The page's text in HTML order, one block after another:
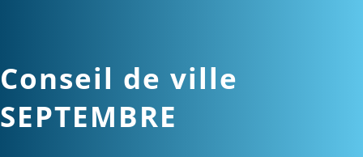
Conseil de ville
SEPTEMBRE